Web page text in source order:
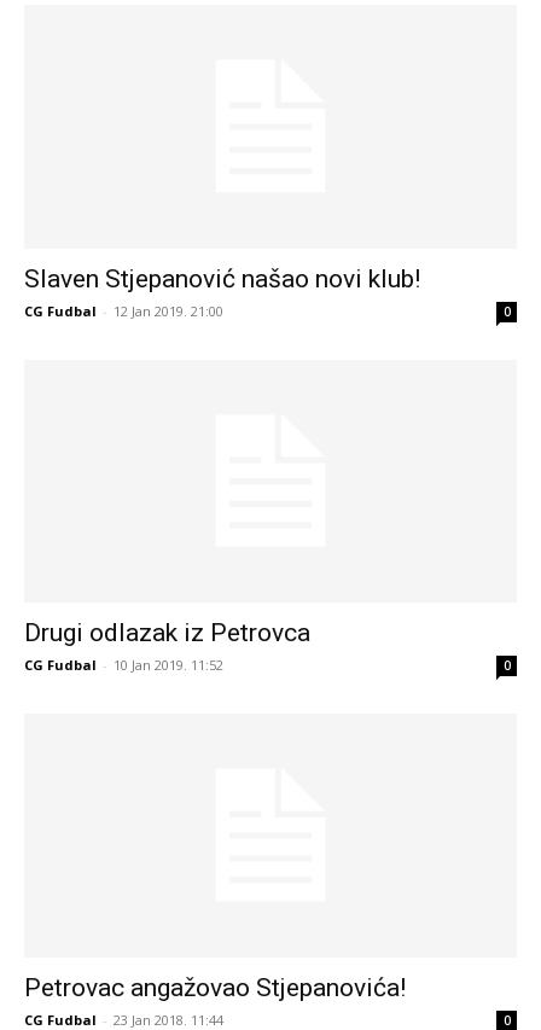
Slaven Stjepanović našao novi klub!
CG Fudbal - 12 Jan 2019. 21:00 0
Drugi odlazak iz Petrovca
CG Fudbal - 10 Jan 2019. 11:52 0
Petrovac angažovao Stjepanovića!
CG Fudbal - 23 Jan 2018. 11:44 0